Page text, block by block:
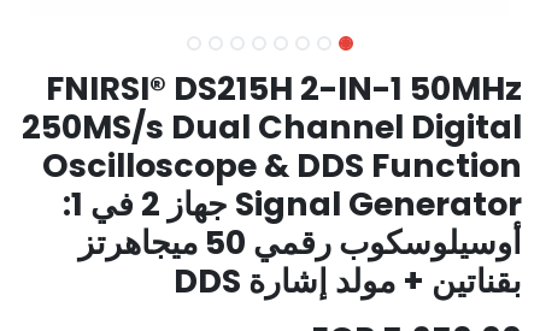
FNIRSI® DS215H 2-IN-1 50MHz
250MS/s Dual Channel Digital
Oscilloscope & DDS Function
Signal Generator جهاز 2 في 1:
أوسيلوسكوب رقمي 50 ميجاهرتز
بقناتين + مولد إشارة DDS